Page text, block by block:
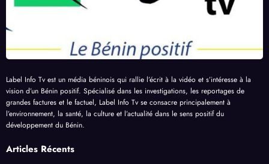
Label Info Tv est un média béninois qui rallie l’écrit à la vidéo et s’intéresse à la
vision d’un Bénin positif. Spécialisé dans les investigations, les reportages de
grandes factures et le factuel, Label Info Tv se consacre principalement à
l’environnement, la santé, la culture et l’actualité dans le sens positif du
développement du Bénin.
Articles Récents